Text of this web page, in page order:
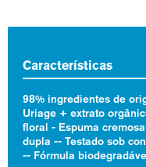
Características
98% ingredientes de
Uriage + extrato
floral - Espuma
dupla -- Testado sob
-- Fórmula